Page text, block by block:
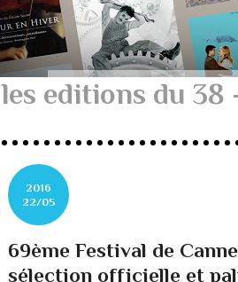
les editions du 38
2016
22/05
69ème Festival de
sélection officielle et